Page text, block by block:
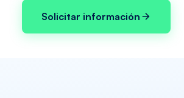
Solicitar información